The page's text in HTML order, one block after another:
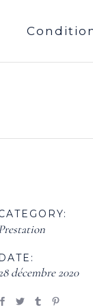
DATE:
décembre 2020